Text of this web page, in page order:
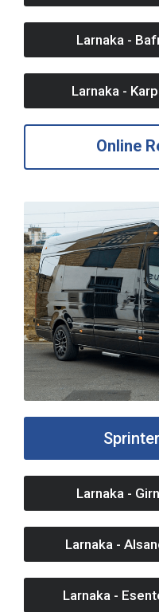
Larnaka -
Larnaka -
Online
Larnaka -
Larnaka -
Larnaka -